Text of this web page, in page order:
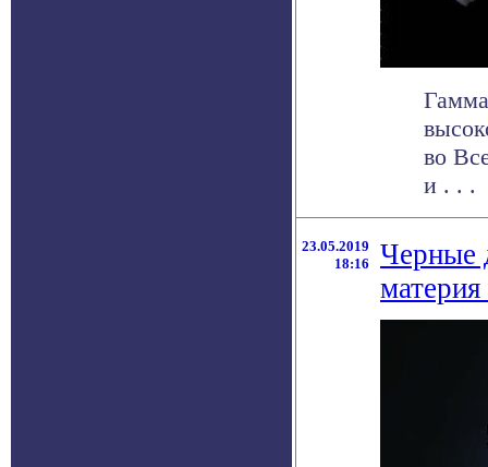
во
и . . .
23.05.2019
18:16
Черные